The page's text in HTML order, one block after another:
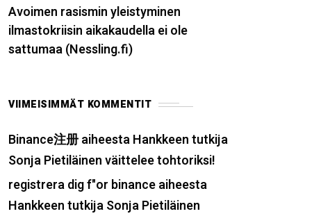
Avoimen rasismin yleistyminen
ilmastokriisin aikakaudella ei ole
sattumaa (Nessling.fi)
VIIMEISIMMÄT KOMMENTIT
Binance注册aiheestaHankkeen tutkija
Sonja Pietiläinen väittelee tohtoriksi!
registrera dig f"or binanceaiheesta
Hankkeen tutkija Sonja Pietiläinen